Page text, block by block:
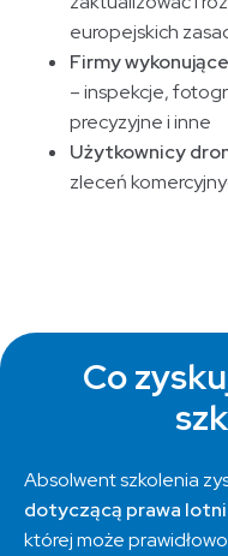
europejskich
Firmy
– inspekcje,
precyzyjne i inne
Użytkownicy
zleceń
Co
Absolwent szkolenia
dotyczącą prawa
której może